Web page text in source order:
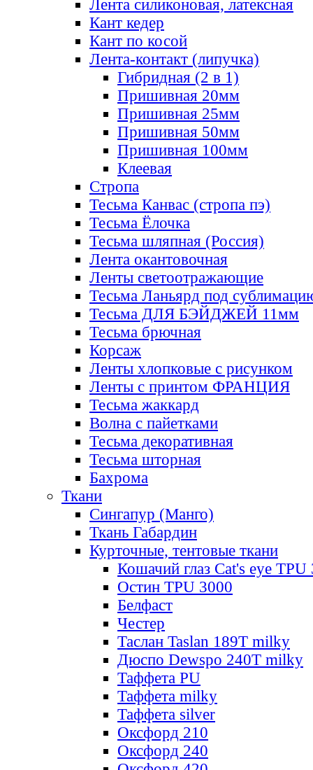
Лента силиконовая, латексная
Кант кедер
Кант по косой
Лента-контакт (липучка)
Гибридная (2 в 1)
Пришивная 20мм
Пришивная 25мм
Пришивная 50мм
Пришивная 100мм
Клеевая
Стропа
Тесьма Канвас (стропа пэ)
Тесьма Ёлочка
Тесьма шляпная (Россия)
Лента окантовочная
Ленты светоотражающие
Тесьма Ланьярд под
Тесьма ДЛЯ БЭЙДЖЕЙ 11мм
Тесьма брючная
Корсаж
Ленты хлопковые с рисунком
Ленты с принтом ФРАНЦИЯ
Тесьма жаккард
Волна с пайетками
Тесьма декоративная
Тесьма шторная
Бахрома
Ткани
Сингапур (Манго)
Ткань Габардин
Курточные, тентовые ткани
Кошачий глаз Cat's eye TPU
Остин TPU 3000
Белфаст
Честер
Таслан Taslan 189T milky
Дюспо Dewspo 240T milky
Таффета PU
Таффета milky
Таффета silver
Оксфорд 210
Оксфорд 240